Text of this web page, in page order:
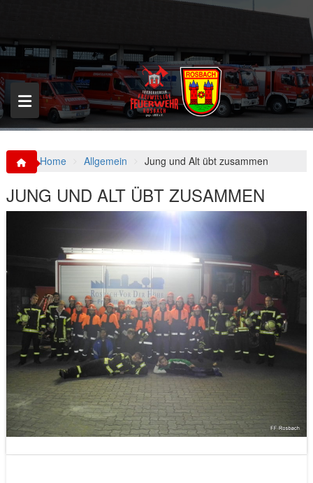
p
o
c
o
n
t
Home Allgemein Jung und Alt übt zusammen
JUNG UND ALT ÜBT ZUSAMMEN